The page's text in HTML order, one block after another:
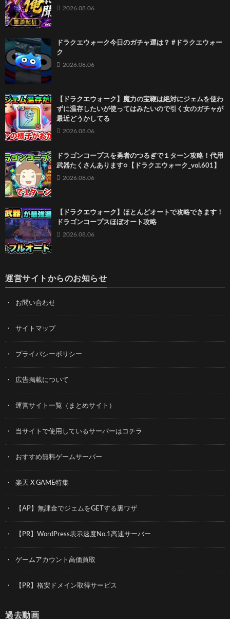
2026.08.06
ドラクエウォーク今日のガチャ運は？ #ドラクエウォー
ク
2026.08.06
【ドラクエウォーク】魔力の宝鞭は絶対にジェムを使わ
ずに温存したいが使ってはみたいので引く女のガチャが
最近どうかしてる
2026.08.06
ドラゴンコープスを勇者のつるぎで１ターン攻略！代用
武器たくさんあります○【ドラクエウォーク_vol.601】
2026.08.06
【ドラクエウォーク】ほとんどオートで攻略できます！
ドラゴンコープスほぼオート攻略
2026.08.06
運営サイトからのお知らせ
お問い合わせ
サイトマップ
プライバシーポリシー
広告掲載について
運営サイト一覧（まとめサイト）
当サイトで使用しているサーバーはコチラ
おすすめ無料ゲームサーバー
楽天 X GAME特集
【AP】無課金でジェムをGETする裏ワザ
【PR】WordPress表示速度No.1高速サーバー
ゲームアカウント高価買取
【PR】格安ドメイン取得サービス
過去動画